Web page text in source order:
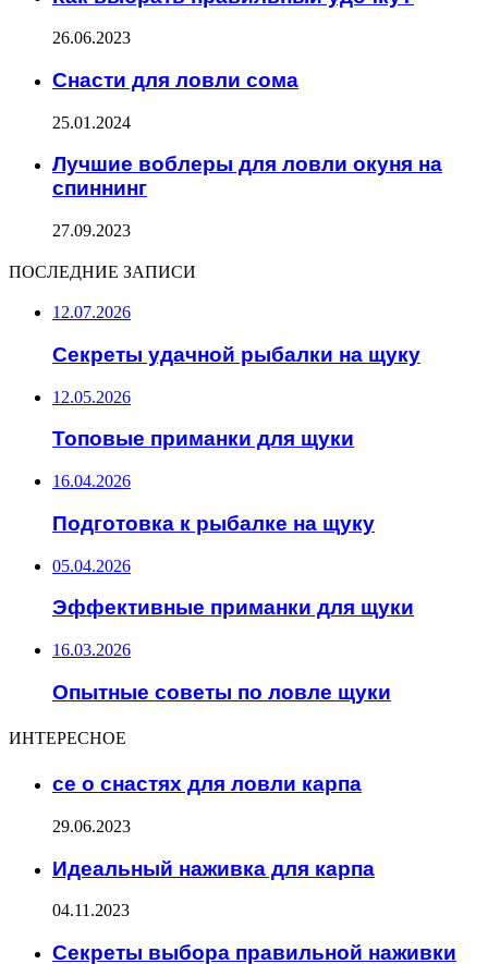
26.06.2023
Снасти для ловли сома
25.01.2024
Лучшие воблеры для ловли окуня на
спиннинг
27.09.2023
ПОСЛЕДНИЕ ЗАПИСИ
12.07.2026
Секреты удачной рыбалки на щуку
12.05.2026
Топовые приманки для щуки
16.04.2026
Подготовка к рыбалке на щуку
05.04.2026
Эффективные приманки для щуки
16.03.2026
Опытные советы по ловле щуки
ИНТЕРЕСНОЕ
се о снастях для ловли карпа
29.06.2023
Идеальный наживка для карпа
04.11.2023
Секреты выбора правильной наживки